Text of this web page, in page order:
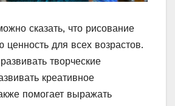
сказать, что рисование
ценность для всех возрастов.
творческие
креативное
помогает выражать